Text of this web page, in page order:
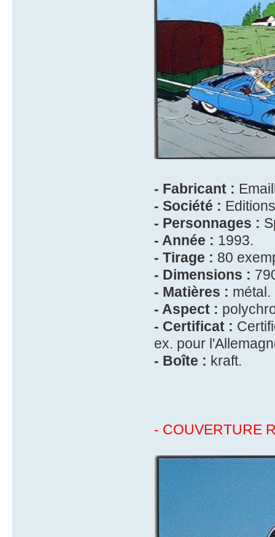
- Fabricant :
- Société :
- Personnages :
- Année : 1993.
- Tirage : 80
- Dimensions :
- Matières : métal.
- Aspect :
- Certificat :
ex. pour
- Boîte : kraft.
- COUVERTURE